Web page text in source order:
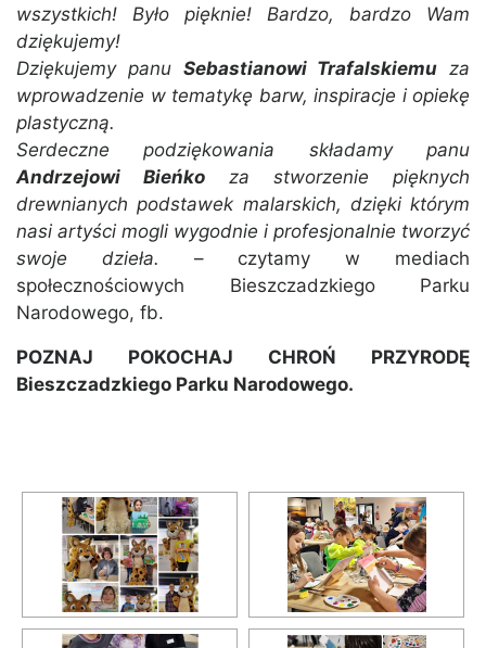
wszystkich! Było pięknie! Bardzo, bardzo Wam
dziękujemy!
Dziękujemy panu Sebastianowi Trafalskiemu za
wprowadzenie w tematykę barw, inspiracje i opiekę
plastyczną.
Serdeczne podziękowania składamy panu
Andrzejowi Bieńko za stworzenie pięknych
drewnianych podstawek malarskich, dzięki którym
nasi artyści mogli wygodnie i profesjonalnie tworzyć
swoje dzieła. – czytamy w mediach
społecznościowych Bieszczadzkiego Parku
Narodowego, fb.
POZNAJ POKOCHAJ CHROŃ PRZYRODĘ
Bieszczadzkiego Parku Narodowego.